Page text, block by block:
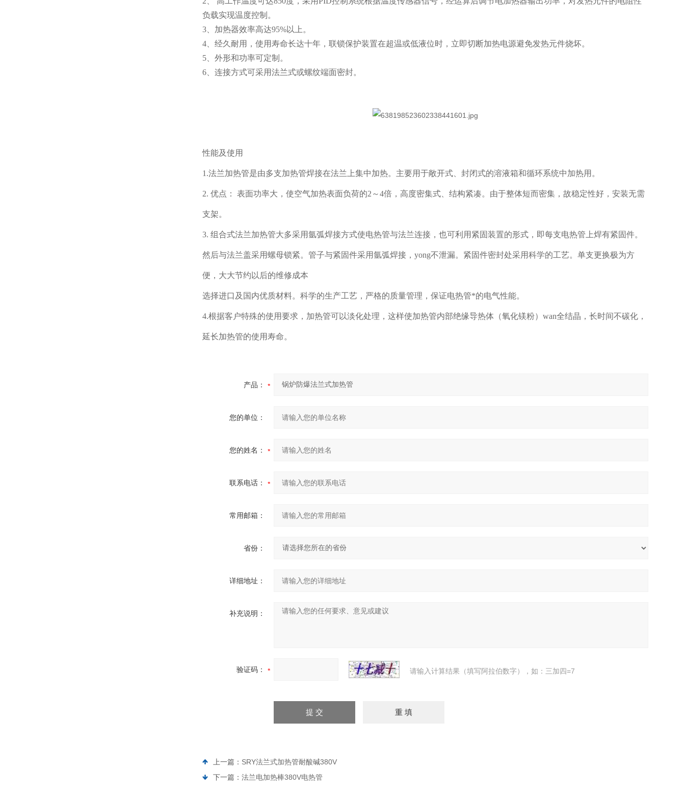
负载实现温度控制。
3、加热器效率高达95%以上。
4、经久耐用，使用寿命长达十年，联锁保护装置在超温或低液位时，立即切断加热电源避免发热元件烧坏。
5、外形和功率可定制。
6、连接方式可采用法兰式或螺纹端面密封。
性能及使用
1.法兰加热管是由多支加热管焊接在法兰上集中加热。主要用于敞开式、封闭式的溶液箱和循环系统中加热用。
2. 优点： 表面功率大，使空气加热表面负荷的2～4倍，高度密集式、结构紧凑。由于整体短而密集，故稳定性好，安装无需
支架。
3. 组合式法兰加热管大多采用氩弧焊接方式使电热管与法兰连接，也可利用紧固装置的形式，即每支电热管上焊有紧固件。
然后与法兰盖采用螺母锁紧。管子与紧固件采用氩弧焊接，yong不泄漏。紧固件密封处采用科学的工艺。单支更换极为方
便，大大节约以后的维修成本
选择进口及国内优质材料。科学的生产工艺，严格的质量管理，保证电热管*的电气性能。
4.根据客户特殊的使用要求，加热管可以淡化处理，这样使加热管内部绝缘导热体（氧化镁粉）wan全结晶，长时间不碳化，
延长加热管的使用寿命。
产品：
您的单位：
您的姓名：
联系电话：
常用邮箱：
省份：
详细地址：
补充说明：
验证码： 请输入计算结果（填写阿拉伯数字），如：三加四=7
上一篇： SRY法兰式加热管耐酸碱380V
下一篇： 法兰电加热棒380V电热管